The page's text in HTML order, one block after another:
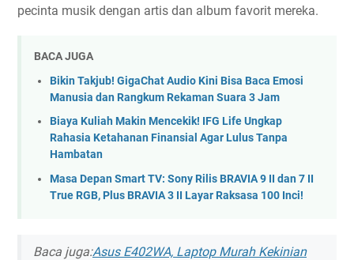
pecinta musik dengan artis dan album favorit mereka.
BACA JUGA
Bikin Takjub! GigaChat Audio Kini Bisa Baca Emosi
Manusia dan Rangkum Rekaman Suara 3 Jam
Biaya Kuliah Makin Mencekik! IFG Life Ungkap
Rahasia Ketahanan Finansial Agar Lulus Tanpa
Hambatan
Masa Depan Smart TV: Sony Rilis BRAVIA 9 II dan 7 II
True RGB, Plus BRAVIA 3 II Layar Raksasa 100 Inci!
Baca juga:Asus E402WA, Laptop Murah Kekinian